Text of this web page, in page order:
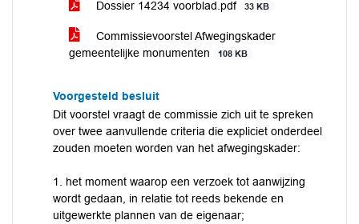
Dossier 14234 voorblad.pdf
33 KB
Commissievoorstel Afwegingskader
gemeentelijke monumenten
108 KB
Voorgesteld besluit
Dit voorstel vraagt de commissie zich uit te spreken
over twee aanvullende criteria die expliciet onderdeel
zouden moeten worden van het afwegingskader:
1. het moment waarop een verzoek tot aanwijzing
wordt gedaan, in relatie tot reeds bekende en
uitgewerkte plannen van de eigenaar;